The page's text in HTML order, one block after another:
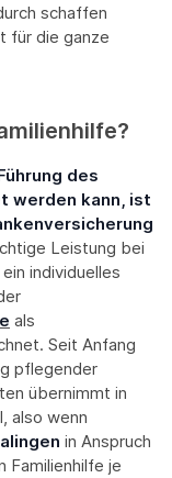
schaffen
für die ganze
des
werden kann, ist
Leistung bei
individuelles
als
Seit Anfang
pflegender
übernimmt in
also wenn
in Anspruch
Familienhilfe je